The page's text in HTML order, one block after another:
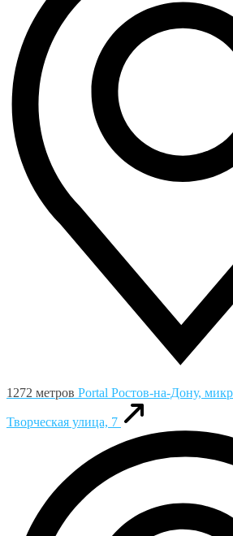
1272 метров Portal Ростов-на-Дону,
Творческая улица, 7